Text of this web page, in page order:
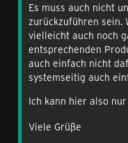
Es muss auch nicht
zurückzuführen sein.
vielleicht auch noch
entsprechenden
auch einfach nicht
systemseitig auch
Ich kann hier also
Viele Grüße